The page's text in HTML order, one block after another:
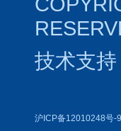
技术支持
沪ICP备12010248号-9